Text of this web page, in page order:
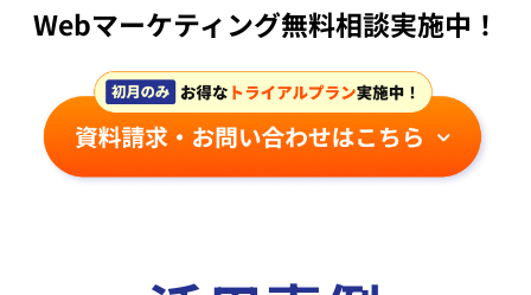
Webマーケティング無料相談実施中！